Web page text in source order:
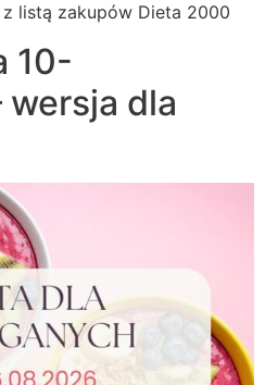
listą zakupów Dieta 2000
10-
wersja dla